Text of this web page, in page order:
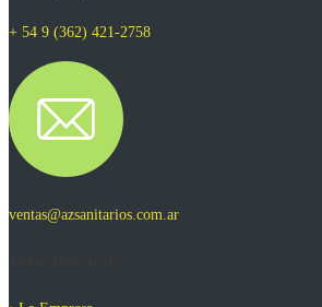
+ 54 9 (362) 421-2758
ventas@azsanitarios.com.ar